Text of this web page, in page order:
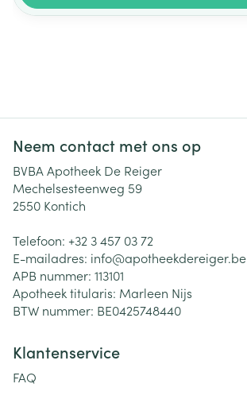
Neem contact met ons op
BVBA Apotheek De Reiger
Mechelsesteenweg 59
2550 Kontich
Telefoon: +32 3 457 03 72
E-mailadres: info@apotheekdereiger.be
APB nummer: 113101
Apotheek titularis: Marleen Nijs
BTW nummer: BE0425748440
Klantenservice
FAQ